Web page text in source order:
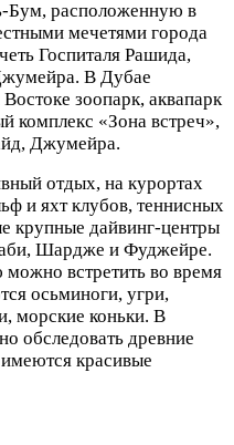
Бум, расположенную в
мечетями города
Госпиталя Рашида,
В Дубае
зоопарк, аквапарк
комплекс «Зона встреч»,
Джумейра.
отдых, на курортах
и яхт клубов, теннисных
крупные дайвинг-центры
Шардже и Фуджейре.
встретить во время
осьминоги, угри,
морские коньки. В
обследовать древние
красивые